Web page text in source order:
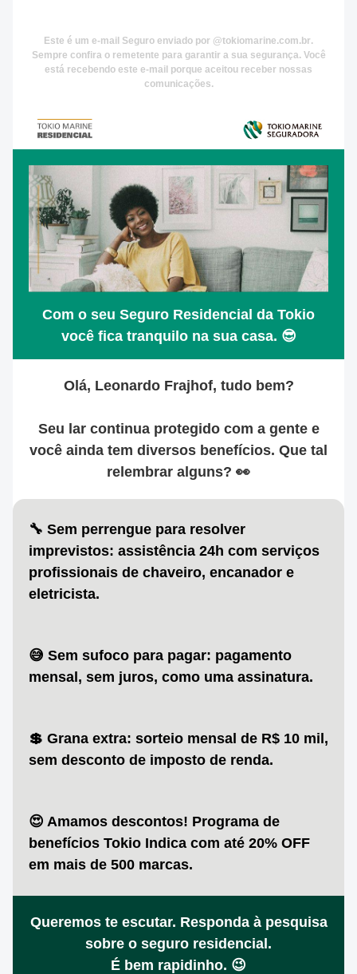
Este é um e-mail Seguro enviado por @tokiomarine.com.br.
Sempre confira o remetente para garantir a sua segurança. Você
está recebendo este e-mail porque aceitou receber nossas
comunicações.
Com o seu Seguro Residencial da Tokio
você fica tranquilo na sua casa. 😎
Olá, Leonardo Frajhof, tudo bem?
Seu lar continua protegido com a gente e
você ainda tem diversos benefícios. Que tal
relembrar alguns? 👀
🔧 Sem perrengue para resolver
imprevistos: assistência 24h com serviços
profissionais de chaveiro, encanador e
eletricista.
😅 Sem sufoco para pagar: pagamento
mensal, sem juros, como uma assinatura.
💲 Grana extra: sorteio mensal de R$ 10 mil,
sem desconto de imposto de renda.
😍 Amamos descontos! Programa de
benefícios Tokio Indica com até 20% OFF
em mais de 500 marcas.
Queremos te escutar. Responda à pesquisa
sobre o seguro residencial.
É bem rapidinho. 😉